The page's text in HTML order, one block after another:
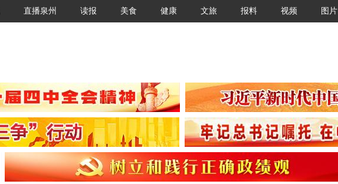
直播泉州 读报 美食 健康 文旅 报料 视频 图片